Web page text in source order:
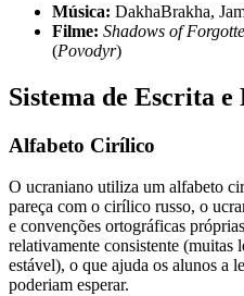
Música: DakhaBrakha,
Filme: Shadows of
(Povodyr)
Sistema de Escrita e
Alfabeto Cirílico
O ucraniano utiliza um alfabeto
pareça com o cirílico russo, o
e convenções ortográficas
relativamente consistente (muitas
estável), o que ajuda os alunos a
poderiam esperar.